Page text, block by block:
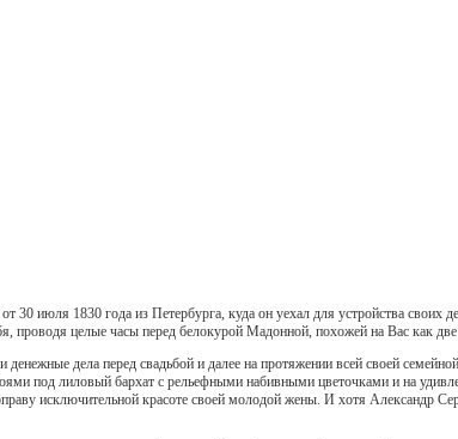
30 июля 1830 года из Петербурга, куда он уехал для устройства
проводя целые часы перед белокурой Мадонной, похожей на Вас как
дела перед свадьбой и далее на протяжении всей своей
под лиловый бархат с рельефными набивными цветочками и на
исключительной красоте своей молодой жены. И хотя Александр